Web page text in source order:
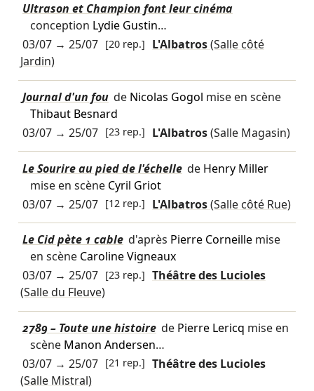
Ultrason et Champion font leur cinéma
conception Lydie Gustin…
03/07→ 25/07 [20 rep.] L'Albatros(Salle côté
Jardin)
Journal d'un fou de Nicolas Gogol mise en scène
Thibaut Besnard
03/07→ 25/07 [23 rep.] L'Albatros(Salle Magasin)
Le Sourire au pied de l'échelle de Henry Miller
mise en scène Cyril Griot
03/07→ 25/07 [12 rep.] L'Albatros(Salle côté Rue)
Le Cid pète 1 cable d'après Pierre Corneillemise
en scène Caroline Vigneaux
03/07→ 25/07 [23 rep.] Théâtre des Lucioles
(Salle du Fleuve)
2789 – Toute une histoire de Pierre Lericq mise en
scène Manon Andersen…
03/07→ 25/07 [21 rep.] Théâtre des Lucioles
(Salle Mistral)